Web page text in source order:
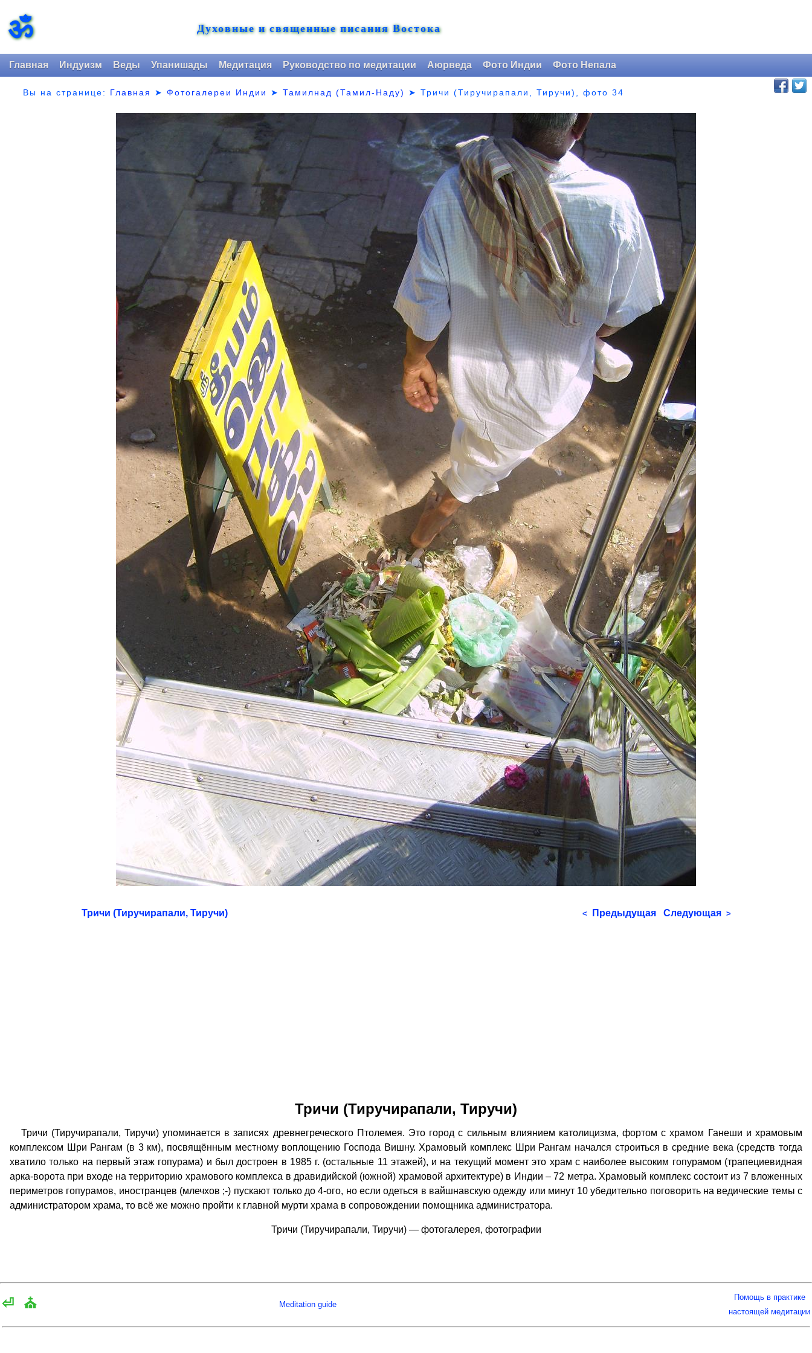
ॐ Духовные и священные писания Востока
Главная Индуизм Веды Упанишады Медитация Руководство по медитации Аюрведа Фото Индии Фото Непала
Вы на странице: Главная ➤Фотогалереи Индии ➤Тамилнад (Тамил-Наду) ➤Тричи (Тиручирапали, Тиручи), фото 34
Тричи (Тиручирапали, Тиручи) < Предыдущая Следующая >
Тричи (Тиручирапали, Тиручи)
Тричи (Тиручирапали, Тиручи) упоминается в записях древнегреческого Птолемея. Это город с сильным влиянием католицизма, фортом с храмом Ганеши и храмовым
комплексом Шри Рангам (в 3 км), посвящённым местному воплощению Господа Вишну. Храмовый комплекс Шри Рангам начался строиться в средние века (средств тогда
хватило только на первый этаж гопурама) и был достроен в 1985 г. (остальные 11 этажей), и на текущий момент это храм с наиболее высоким гопурамом (трапециевидная
арка-ворота при входе на территорию храмового комплекса в дравидийской (южной) храмовой архитектуре) в Индии – 72 метра. Храмовый комплекс состоит из 7 вложенных
периметров гопурамов, иностранцев (млечхов ;-) пускают только до 4-ого, но если одеться в вайшнавскую одежду или минут 10 убедительно поговорить на ведические темы с
администратором храма, то всё же можно пройти к главной мурти храма в сопровождении помощника администратора.
Тричи (Тиручирапали, Тиручи) — фотогалерея, фотографии
⏎ ⛪ Meditation guide
Помощь в практике
настоящей медитации